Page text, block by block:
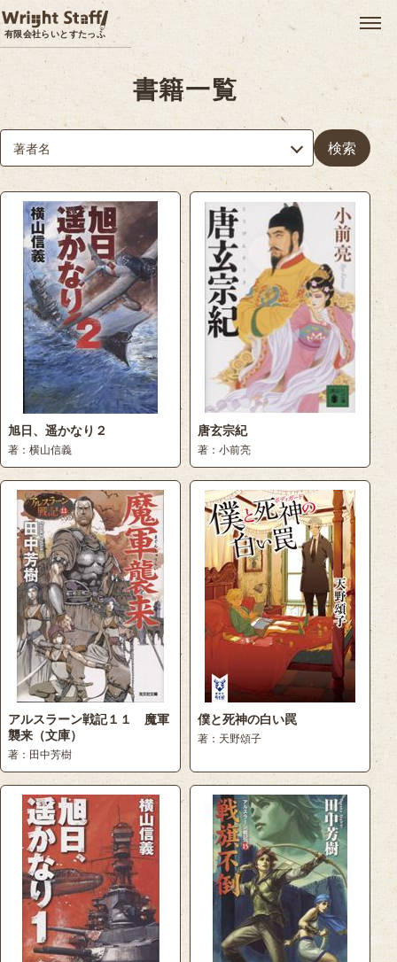
有限会社らいとすたっふ メ
書籍一覧
検索
旭日、遥かなり２
著：横山信義
唐玄宗紀
著：小前亮
アルスラーン戦記１１ 魔軍
襲来（文庫）
著：田中芳樹
僕と死神の白い罠
著：天野頌子